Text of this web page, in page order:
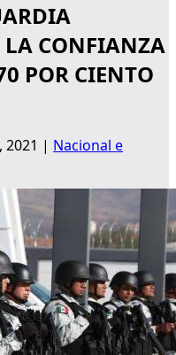
CONFIANZA
POR CIENTO
2021 | Nacional e